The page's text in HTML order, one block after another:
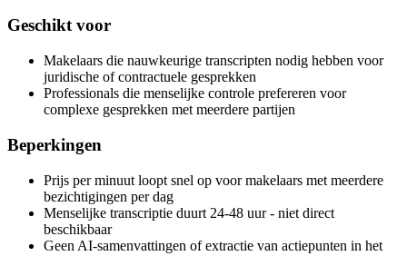
Geschikt voor
Makelaars die nauwkeurige transcripten nodig hebben voor
juridische of contractuele gesprekken
Professionals die menselijke controle prefereren voor
complexe gesprekken met meerdere partijen
Beperkingen
Prijs per minuut loopt snel op voor makelaars met meerdere
bezichtigingen per dag
Menselijke transcriptie duurt 24-48 uur - niet direct
beschikbaar
Geen AI-samenvattingen of extractie van actiepunten in het